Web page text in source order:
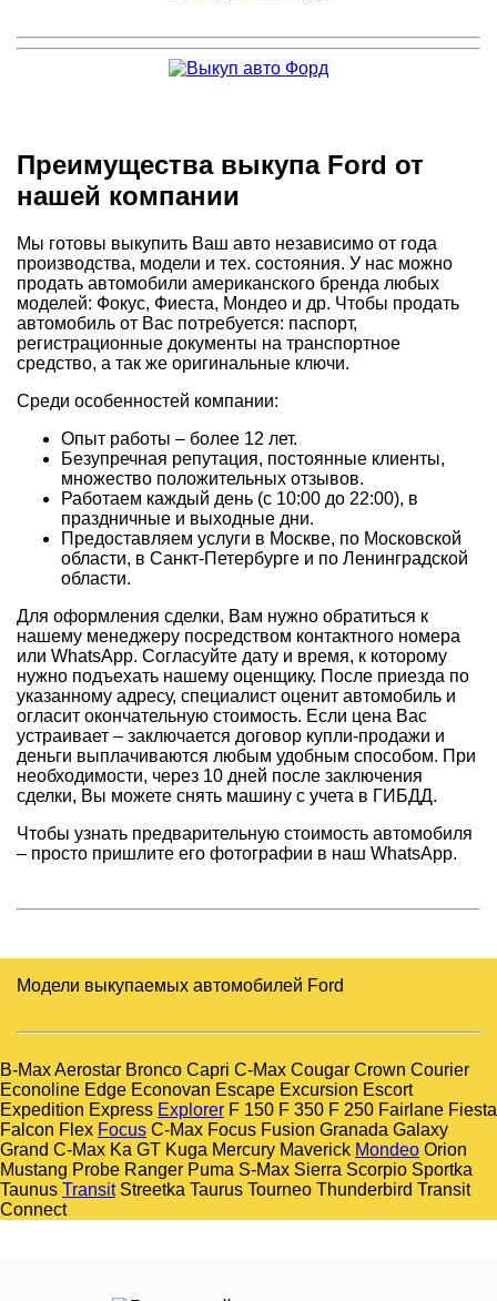
Преимущества выкупа Ford от
нашей компании
Мы готовы выкупить Ваш авто независимо от года
производства, модели и тех. состояния. У нас можно
продать автомобили американского бренда любых
моделей: Фокус, Фиеста, Мондео и др. Чтобы продать
автомобиль от Вас потребуется: паспорт,
регистрационные документы на транспортное
средство, а так же оригинальные ключи.
Среди особенностей компании:
Опыт работы – более 12 лет.
Безупречная репутация, постоянные клиенты,
множество положительных отзывов.
Работаем каждый день (с 10:00 до 22:00), в
праздничные и выходные дни.
Предоставляем услуги в Москве, по Московской
области, в Санкт-Петербурге и по Ленинградской
области.
Для оформления сделки, Вам нужно обратиться к
нашему менеджеру посредством контактного номера
или WhatsApp. Согласуйте дату и время, к которому
нужно подъехать нашему оценщику. После приезда по
указанному адресу, специалист оценит автомобиль и
огласит окончательную стоимость. Если цена Вас
устраивает – заключается договор купли-продажи и
деньги выплачиваются любым удобным способом. При
необходимости, через 10 дней после заключения
сделки, Вы можете снять машину с учета в ГИБДД.
Чтобы узнать предварительную стоимость автомобиля
– просто пришлите его фотографии в наш WhatsApp.
Модели выкупаемых автомобилей Ford
B-Max Aerostar Bronco Capri C-Max Cougar Crown Courier
Econoline Edge Econovan Escape Excursion Escort
Expedition Express Explorer F 150 F 350 F 250 Fairlane Fiesta
Falcon Flex Focus C-Max Focus Fusion Granada Galaxy
Grand C-Max Ka GT Kuga Mercury Maverick Mondeo Orion
Mustang Probe Ranger Puma S-Max Sierra Scorpio Sportka
Taunus TransitStreetka Taurus Tourneo Thunderbird Transit
Connect